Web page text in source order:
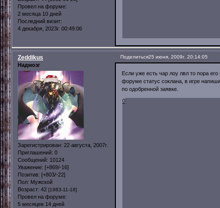
Провел на форуме:
2 месяца 10 дней
Последний визит:
4 декабря, 2023г. 00:49:06
Поделиться25 июня, 2009г. 20:14:05
Zeddikus
Надмозг
Зарегистрирован: 22 августа, 2007г.
Приглашений: 0
Сообщений: 10124
Уважение: [+869/-16]
Позитив: [+803/-22]
Пол: Мужской
Возраст: 42 [1983-11-18]
Провел на форуме:
5 месяцев 14 дней
Если уже есть чар лоу лвл то пора
форуме статус соклана, в игре
по одобренной заявке.
0